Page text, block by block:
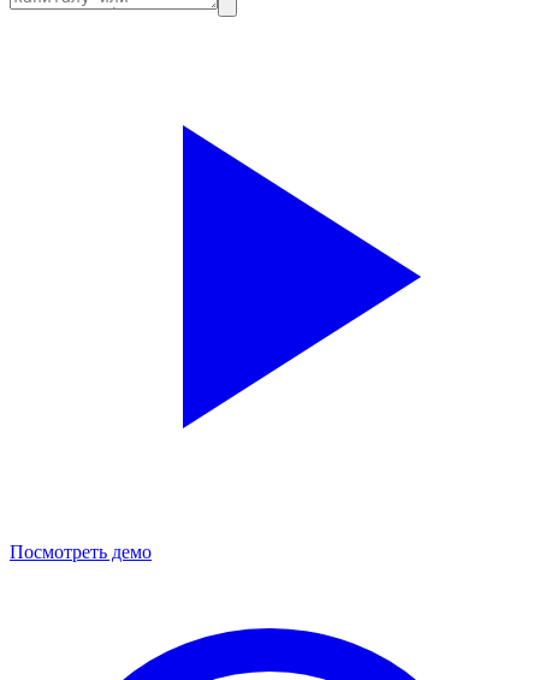
Посмотреть демо